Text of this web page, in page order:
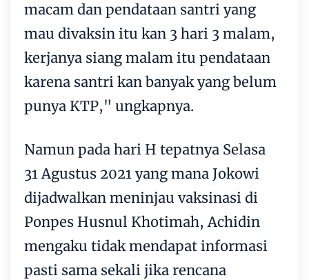
macam dan pendataan santri yang
mau divaksin itu kan 3 hari 3 malam,
kerjanya siang malam itu pendataan
karena santri kan banyak yang belum
punya KTP," ungkapnya.
Namun pada hari H tepatnya Selasa
31 Agustus 2021 yang mana Jokowi
dijadwalkan meninjau vaksinasi di
Ponpes Husnul Khotimah, Achidin
mengaku tidak mendapat informasi
pasti sama sekali jika rencana